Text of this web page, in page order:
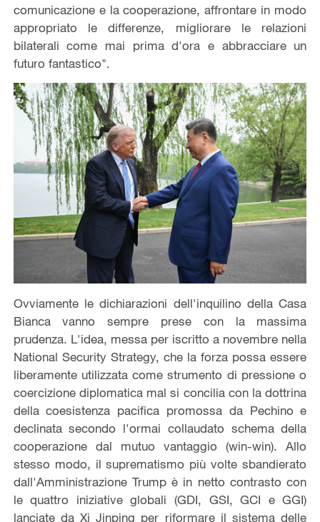
comunicazione e la cooperazione, affrontare in modo
appropriato le differenze, migliorare le relazioni
bilaterali come mai prima d'ora e abbracciare un
futuro fantastico".
Ovviamente le dichiarazioni dell'inquilino della Casa
Bianca vanno sempre prese con la massima
prudenza. L'idea, messa per iscritto a novembre nella
National Security Strategy, che la forza possa essere
liberamente utilizzata come strumento di pressione o
coercizione diplomatica mal si concilia con la dottrina
della coesistenza pacifica promossa da Pechino e
declinata secondo l'ormai collaudato schema della
cooperazione dal mutuo vantaggio (win-win). Allo
stesso modo, il suprematismo più volte sbandierato
dall'Amministrazione Trump è in netto contrasto con
le quattro iniziative globali (GDI, GSI, GCI e GGI)
lanciate da Xi Jinping per riformare il sistema delle